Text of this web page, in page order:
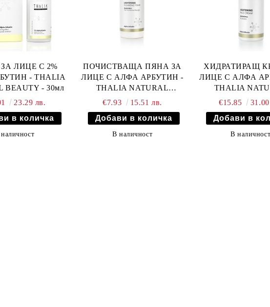
ЛИЦЕ С 2%
- THALIA
NATURAL BEAUTY - 30мл
23.29 лв.
ПОЧИСТВАЩА ПЯНА ЗА
ЛИЦЕ С АЛФА АРБУТИН -
THALIA NATURAL
BEAUTY - 150мл
€7.93 15.51 лв.
В наличност
ХИДРАТИРАЩ
ЛИЦЕ С АЛФА
THALIA
BEAUTY -
€15.85
В наличност